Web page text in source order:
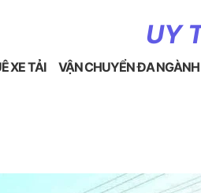
YTÍN
XE TẢI VẬN CHUYỂN ĐA NGÀNH